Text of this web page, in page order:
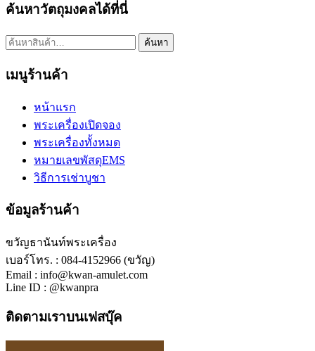
ค้นหาวัตถุมงคลได้ที่นี่
ค้นหา: ค้นหา
เมนูร้านค้า
หน้าแรก
พระเครื่องเปิดจอง
พระเครื่องทั้งหมด
หมายเลขพัสดุEMS
วิธีการเช่าบูชา
ข้อมูลร้านค้า
ขวัญธานันท์พระเครื่อง
เบอร์โทร. : 084-4152966 (ขวัญ)
Email : info@kwan-amulet.com
Line ID : @kwanpra
ติดตามเราบนเฟสบุ๊ค